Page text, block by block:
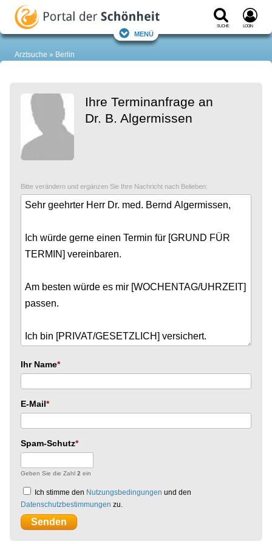
Suche Login
Menü
Arztsuche Berlin
Ihre Terminanfrage an
Dr. B. Algermissen
Bitte verändern und ergänzen Sie Ihre Nachricht nach Belieben:
Ihr Name
E-Mail
Spam-Schutz
Geben Sie die Zahl 2 ein
Ich stimme den Nutzungsbedingungen und den
Datenschutzbestimmungen zu.